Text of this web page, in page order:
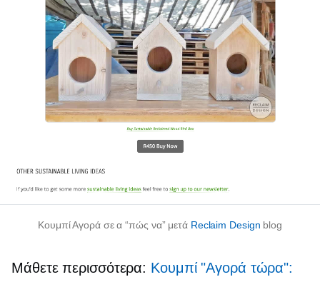
Κουμπί Αγορά σε α“πώς να” μετά Reclaim Design blog
Μάθετε περισσότερα: Κουμπί "Αγορά τώρα":